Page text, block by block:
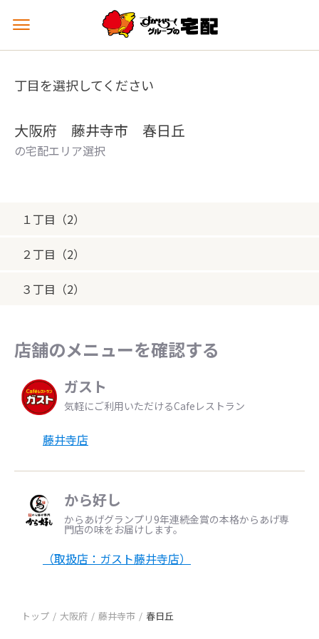
メ
ュ
を
丁目を選択してください
大阪府 藤井寺市 春日丘
の宅配エリア選択
１丁目（2）
２丁目（2）
３丁目（2）
店舗のメニューを確認する
ガスト
気軽にご利用いただけるCafeレストラン
藤井寺店
から好し
からあげグランプリ9年連続金賞の本格からあげ専
門店の味をお届けします。
（取扱店：ガスト藤井寺店）
トップ 大阪府 藤井寺市 春日丘